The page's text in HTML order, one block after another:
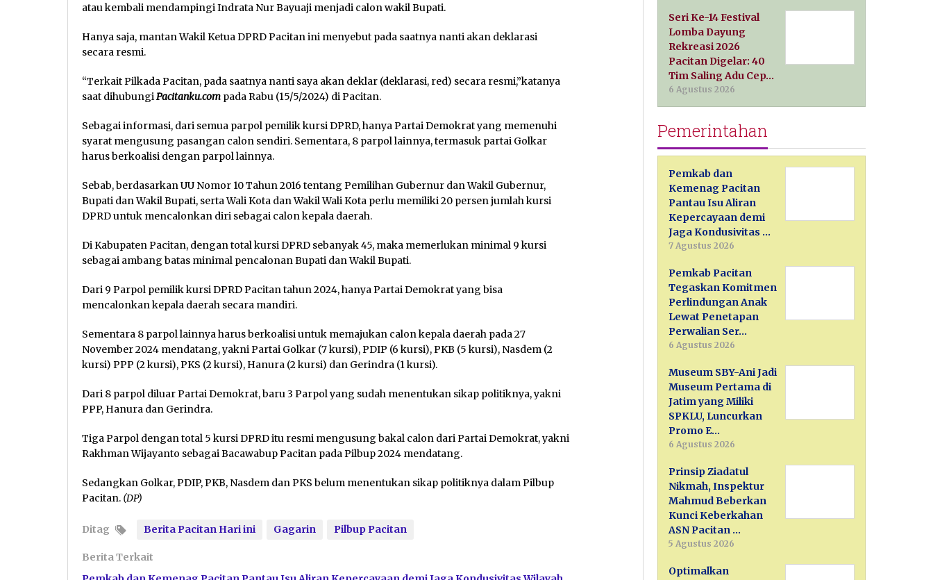
atau kembali mendampingi Indrata Nur Bayuaji menjadi calon wakil Bupati.
Hanya saja, mantan Wakil Ketua DPRD Pacitan ini menyebut pada saatnya nanti akan deklarasi
secara resmi.
“Terkait Pilkada Pacitan, pada saatnya nanti saya akan deklar (deklarasi, red) secara resmi,”katanya
saat dihubungiPacitanku.com pada Rabu (15/5/2024) di Pacitan.
Sebagai informasi, dari semua parpol pemilik kursi DPRD, hanya Partai Demokrat yang memenuhi
syarat mengusung pasangan calon sendiri. Sementara, 8 parpol lainnya, termasuk partai Golkar
harus berkoalisi dengan parpol lainnya.
Sebab, berdasarkan UU Nomor 10 Tahun 2016 tentang Pemilihan Gubernur dan Wakil Gubernur,
Bupati dan Wakil Bupati, serta Wali Kota dan Wakil Wali Kota perlu memiliki 20 persen jumlah kursi
DPRD untuk mencalonkan diri sebagai calon kepala daerah.
Di Kabupaten Pacitan, dengan total kursi DPRD sebanyak 45, maka memerlukan minimal 9 kursi
sebagai ambang batas minimal pencalonan Bupati dan Wakil Bupati.
Dari 9 Parpol pemilik kursi DPRD Pacitan tahun 2024, hanya Partai Demokrat yang bisa
mencalonkan kepala daerah secara mandiri.
Sementara 8 parpol lainnya harus berkoalisi untuk memajukan calon kepala daerah pada 27
November 2024 mendatang, yakni Partai Golkar (7 kursi), PDIP (6 kursi), PKB (5 kursi), Nasdem (2
kursi) PPP (2 kursi), PKS (2 kursi), Hanura (2 kursi) dan Gerindra (1 kursi).
Dari 8 parpol diluar Partai Demokrat, baru 3 Parpol yang sudah menentukan sikap politiknya, yakni
PPP, Hanura dan Gerindra.
Tiga Parpol dengan total 5 kursi DPRD itu resmi mengusung bakal calon dari Partai Demokrat, yakni
Rakhman Wijayanto sebagai Bacawabup Pacitan pada Pilbup 2024 mendatang.
Sedangkan Golkar, PDIP, PKB, Nasdem dan PKS belum menentukan sikap politiknya dalam Pilbup
Pacitan. (DP)
Ditag Berita Pacitan Hari ini Gagarin Pilbup Pacitan
Berita Terkait
Seri Ke-14 Festival
Lomba Dayung
Rekreasi 2026
Pacitan Digelar: 40
Tim Saling Adu Cep…
6 Agustus 2026
Pemerintahan
Pemkab dan
Kemenag Pacitan
Pantau Isu Aliran
Kepercayaan demi
Jaga Kondusivitas …
7 Agustus 2026
Pemkab Pacitan
Tegaskan Komitmen
Perlindungan Anak
Lewat Penetapan
Perwalian Ser…
6 Agustus 2026
Museum SBY-Ani Jadi
Museum Pertama di
Jatim yang Miliki
SPKLU, Luncurkan
Promo E…
6 Agustus 2026
Prinsip Ziadatul
Nikmah, Inspektur
Mahmud Beberkan
Kunci Keberkahan
ASN Pacitan …
5 Agustus 2026
Optimalkan